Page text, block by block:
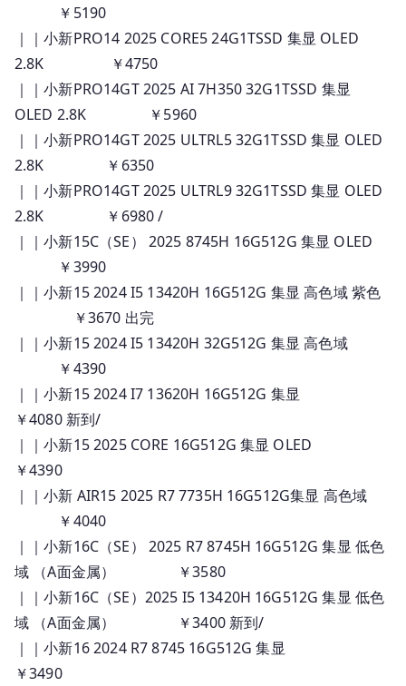
￥5190
｜｜小新PRO14 2025 CORE5 24G1TSSD 集显 OLED
2.8K ￥4750
｜｜小新PRO14GT 2025 AI 7H350 32G1TSSD 集显
OLED 2.8K ￥5960
｜｜小新PRO14GT 2025 ULTRL5 32G1TSSD 集显 OLED
2.8K ￥6350
｜｜小新PRO14GT 2025 ULTRL9 32G1TSSD 集显 OLED
2.8K ￥6980 /
｜｜小新15C（SE） 2025 8745H 16G512G 集显 OLED
￥3990
｜｜小新15 2024 I5 13420H 16G512G 集显 高色域 紫色
￥3670 出完
｜｜小新15 2024 I5 13420H 32G512G 集显 高色域
￥4390
｜｜小新15 2024 I7 13620H 16G512G 集显
￥4080 新到/
｜｜小新15 2025 CORE 16G512G 集显 OLED
￥4390
｜｜小新 AIR15 2025 R7 7735H 16G512G集显 高色域
￥4040
｜｜小新16C（SE） 2025 R7 8745H 16G512G 集显 低色
域 （A面金属） ￥3580
｜｜小新16C（SE）2025 I5 13420H 16G512G 集显 低色
域 （A面金属） ￥3400 新到/
｜｜小新16 2024 R7 8745 16G512G 集显
￥3490